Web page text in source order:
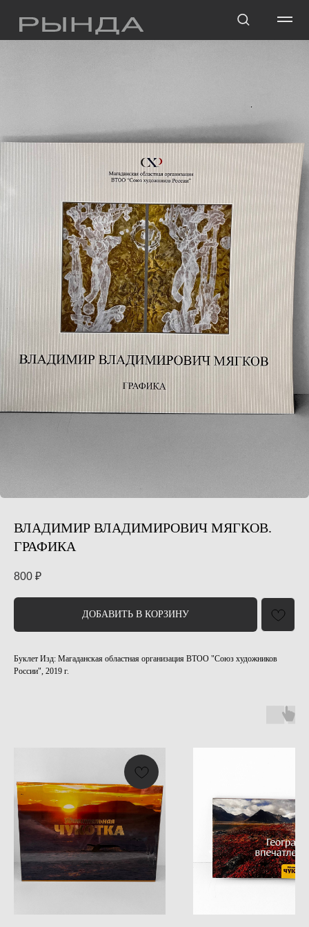
ВЛАДИМИР ВЛАДИМИРОВИЧ МЯГКОВ.
ГРАФИКА
800 ₽
ДОБАВИТЬ В КОРЗИНУ
Буклет Изд: Магаданская областная организация ВТОО "Союз художников
России", 2019 г.
ПРАВИЛА ПОСЕЩЕНИЯ
ЛИЦЕНЗИОННОЕ СОГЛАШЕНИЕ
ПРАВОВАЯ ИНФОРМАЦИЯ
ВЫСТАВКИ